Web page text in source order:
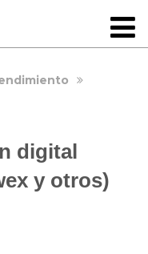
digital
y otros)